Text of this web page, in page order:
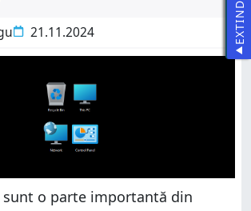
21.11.2024
sunt o parte importantă din
EXTINDE